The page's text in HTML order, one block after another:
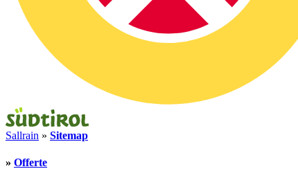
Sallrain » Sitemap
» Offerte